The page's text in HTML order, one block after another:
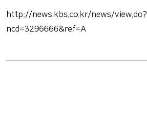
http://news.kbs.co.kr/news/view.do?
ncd=3296666&ref=A